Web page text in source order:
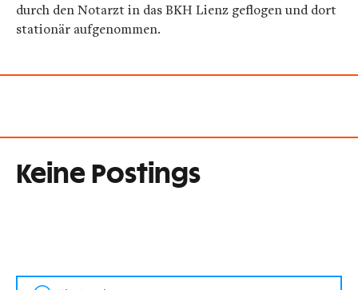
durch den Notarzt in das BKH Lienz geflogen und dort
stationär aufgenommen.
Keine Postings